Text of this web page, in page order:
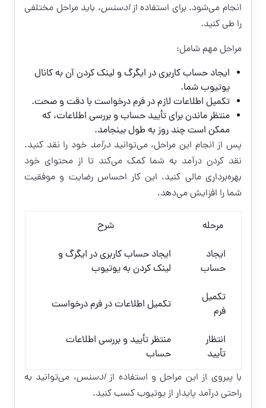
انجام می‌شود. برای استفاده ازادسنس، باید مراحل مختلفی
را طی کنید.
مراحل مهم شامل:
ایجاد حساب کاربری در ایگرگ و لینک کردن آن به کانال
یوتیوب شما.
تکمیل اطلاعات لازم در فرم درخواست با دقت و صحت.
منتظر ماندن برای تأیید حساب و بررسی اطلاعات، که
ممکن است چند روز به طول بینجامد.
پس از انجام این مراحل، می‌توانیددرآمد خود را نقد کنید.
نقد کردن درآمد به شما کمک می‌کند تا از محتوای خود
بهره‌برداری مالی کنید. این کار احساس رضایت و موفقیت
شما را افزایش می‌دهد.
مرحله
شرح
ایجاد
حساب
ایجاد حساب کاربری در ایگرگ و
لینک کردن به یوتیوب
تکمیل
فرم
تکمیل اطلاعات در فرم درخواست
انتظار
تأیید
منتظر تأیید و بررسی اطلاعات
حساب
با پیروی از این مراحل و استفاده ازادسنس، می‌توانید به
راحتی درآمد پایدار از یوتیوب کسب کنید.